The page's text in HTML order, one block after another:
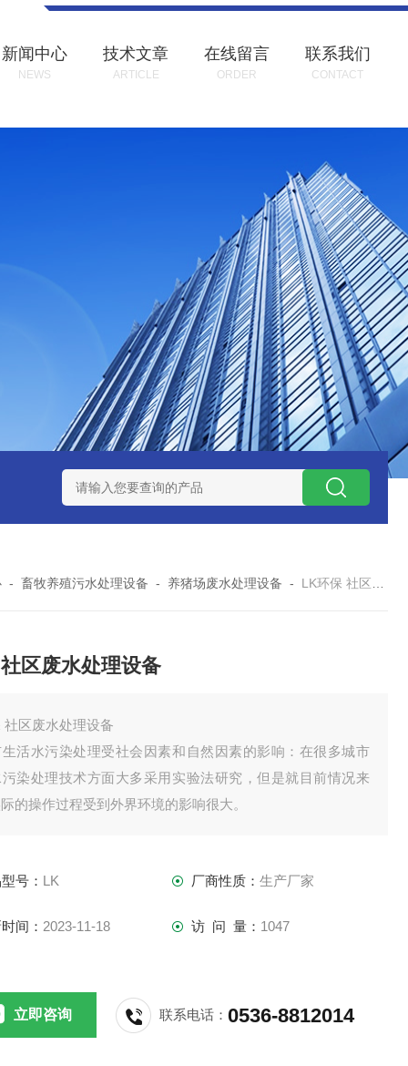
新闻中心
NEWS
技术文章
ARTICLE
在线留言
ORDER
联系我们
CONTACT
LK康复医院废水处理器设备 LK康复医院污水处理
-畜牧养殖污水处理设备 - 养猪场废水处理设备 - LK环保 社区废水处理设备
区废水处理设备
社区废水处理设备
活水污染处理受社会因素和自然因素的影响：在很多城市
染处理技术方面大多采用实验法研究，但是就目前情况来
的操作过程受到外界环境的影响很大。
号： LK 厂商性质： 生产厂家
间： 2023-11-18 访 问 量： 1047
立即咨询 联系电话：0536-8812014